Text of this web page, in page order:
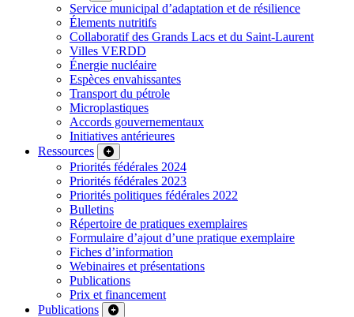
Service municipal d’adaptation et de résilience
Élements nutritifs
Collaboratif des Grands Lacs et du Saint-Laurent
Villes VERDD
Énergie nucléaire
Espèces envahissantes
Transport du pétrole
Microplastiques
Accords gouvernementaux
Initiatives antérieures
Ressources
Priorités fédérales 2024
Priorités fédérales 2023
Priorités politiques fédérales 2022
Bulletins
Répertoire de pratiques exemplaires
Formulaire d’ajout d’une pratique exemplaire
Fiches d’information
Webinaires et présentations
Publications
Prix et financement
Publications